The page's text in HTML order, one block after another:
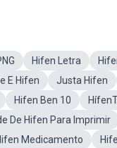
Hifen Letra
E Hifen Justa Hifen
Hifen Ben 10
De Hifen Para Imprimir
Medicamento